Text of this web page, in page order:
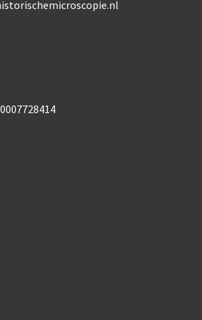
Beck, ‘Lister limb’ (1857)
‘popular microscope’ (ca.
limb’ (1860-1880)
Engels (1860-1880)
(1860-1890)
simple’ (1862-1880)
microscope’ (1867)
(1869-1873)
(1870-1880)